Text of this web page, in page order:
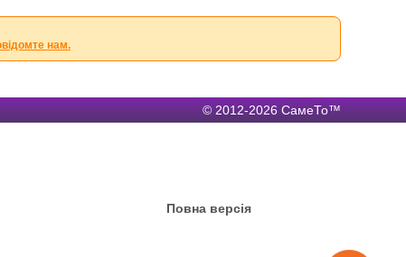
нам.
© 2012-2026 СамеТо™
Повна версія